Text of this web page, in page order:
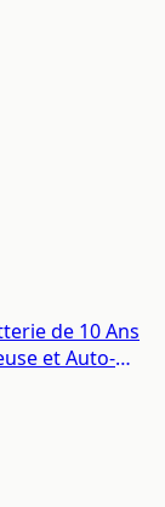
de 10 Ans
et Auto-